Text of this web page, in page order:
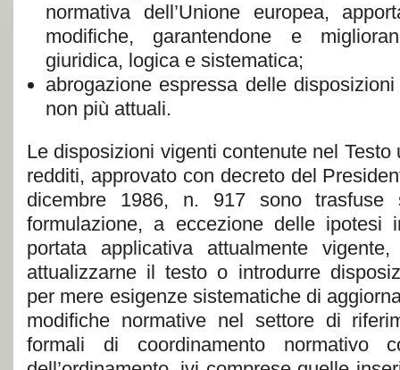
normativa dell’Unione europea,
modifiche, garantendone e
giuridica, logica e sistematica;
abrogazione espressa delle
non più attuali.
Le disposizioni vigenti contenute nel
redditi, approvato con decreto del
dicembre 1986, n. 917 sono trasfuse
formulazione, a eccezione delle ipotesi
portata applicativa attualmente
attualizzarne il testo o introdurre
per mere esigenze sistematiche di
modifiche normative nel settore di
formali di coordinamento normativo